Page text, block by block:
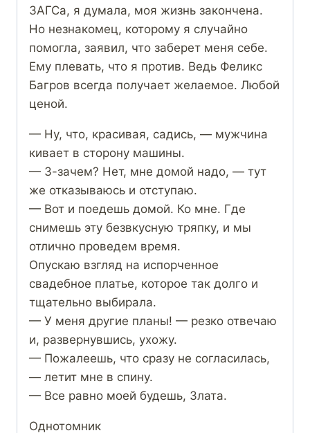
ЗАГСа, я думала, моя жизнь закончена.
Но незнакомец, которому я случайно
помогла, заявил, что заберет меня себе.
Ему плевать, что я против. Ведь Феликс
Багров всегда получает желаемое. Любой
ценой.
— Ну, что, красивая, садись, — мужчина
кивает в сторону машины.
— З-зачем? Нет, мне домой надо, — тут
же отказываюсь и отступаю.
— Вот и поедешь домой. Ко мне. Где
снимешь эту безвкусную тряпку, и мы
отлично проведем время.
Опускаю взгляд на испорченное
свадебное платье, которое так долго и
тщательно выбирала.
— У меня другие планы! — резко отвечаю
и, развернувшись, ухожу.
— Пожалеешь, что сразу не согласилась,
— летит мне в спину.
— Все равно моей будешь, Злата.
Однотомник